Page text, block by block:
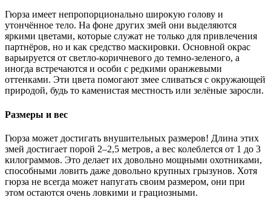
Гюрза имеет непропорционально широкую голову и
утончённое тело. На фоне других змей они выделяются
яркими цветами, которые служат не только для привлечения
партнёров, но и как средство маскировки. Основной окрас
варьируется от светло-коричневого до темно-зеленого, а
иногда встречаются и особи с редкими оранжевыми
оттенками. Эти цвета помогают змее сливаться с окружающей
природой, будь то каменистая местность или зелёные заросли.
Размеры и вес
Гюрза может достигать внушительных размеров! Длина этих
змей достигает порой 2–2,5 метров, а вес колеблется от 1 до 3
килограммов. Это делает их довольно мощными охотниками,
способными ловить даже довольно крупных грызунов. Хотя
гюрза не всегда может напугать своим размером, они при
этом остаются очень ловкими и грациозными.